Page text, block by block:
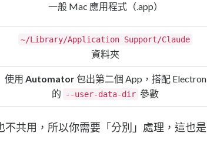
一般 Mac 應用程式（.app）
~/Library/Application Support/Claude
資料夾
使用 Automator包出第二個 App，搭配 Electron
的
--user-data-dir 參數
共用，所以你需要「分別」處理，這也是